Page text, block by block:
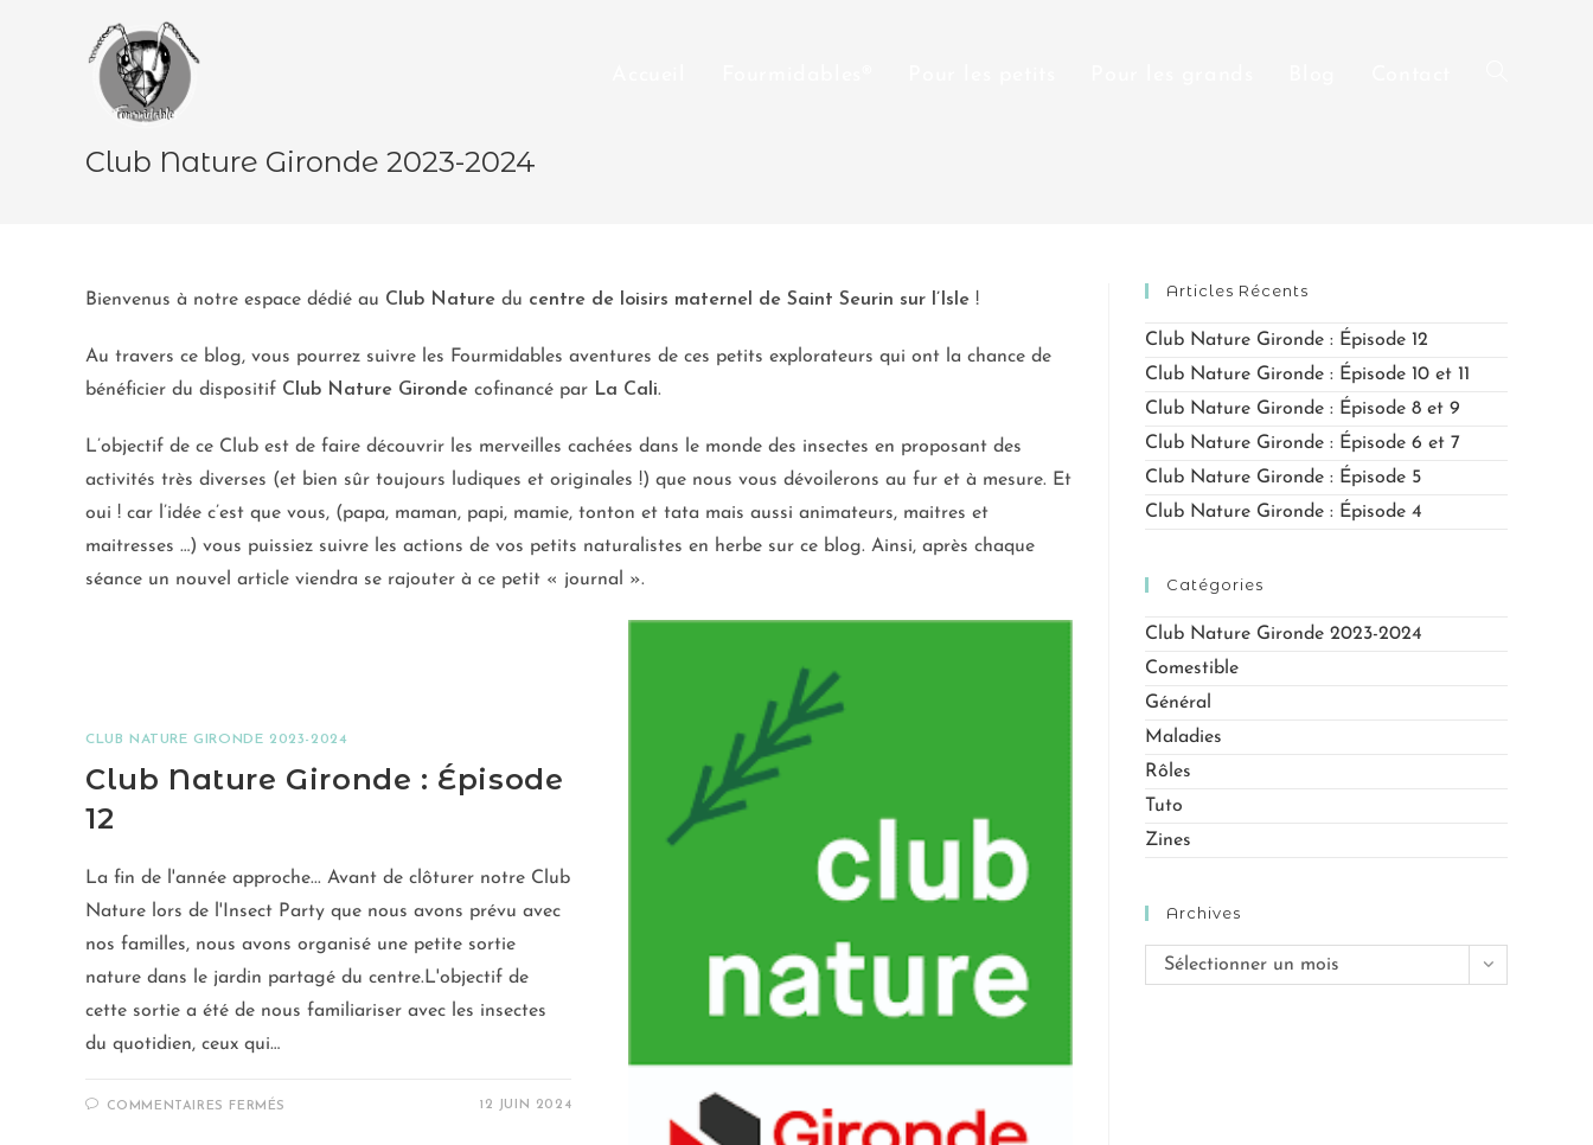
Club Nature Gironde 2023-2024
Bienvenus à notre espace dédié au Club Nature du centre de loisirs maternel de Saint Seurin sur l’Isle !
Au travers ce blog, vous pourrez suivre les Fourmidables aventures de ces petits explorateurs qui ont la chance de
bénéficier du dispositif Club Nature Gironde cofinancé par La Cali.
L’objectif de ce Club est de faire découvrir les merveilles cachées dans le monde des insectes en proposant des
activités très diverses (et bien sûr toujours ludiques et originales !) que nous vous dévoilerons au fur et à mesure. Et
oui ! car l’idée c’est que vous, (papa, maman, papi, mamie, tonton et tata mais aussi animateurs, maitres et
maitresses …) vous puissiez suivre les actions de vos petits naturalistes en herbe sur ce blog. Ainsi, après chaque
séance un nouvel article viendra se rajouter à ce petit « journal ».
CLUB NATURE GIRONDE 2023-2024
Club Nature Gironde : Épisode
12
La fin de l'année approche... Avant de clôturer notre Club
Nature lors de l'Insect Party que nous avons prévu avec
nos familles, nous avons organisé une petite sortie
nature dans le jardin partagé du centre.L'objectif de
cette sortie a été de nous familiariser avec les insectes
du quotidien, ceux qui…
COMMENTAIRES FERMÉS 12 JUIN 2024
Articles Récents
Club Nature Gironde : Épisode 12
Club Nature Gironde : Épisode 10 et 11
Club Nature Gironde : Épisode 8 et 9
Club Nature Gironde : Épisode 6 et 7
Club Nature Gironde : Épisode 5
Club Nature Gironde : Épisode 4
Catégories
Club Nature Gironde 2023-2024
Comestible
Général
Maladies
Rôles
Tuto
Zines
Archives
Sélectionner un mois